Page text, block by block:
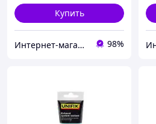
Купить
Интернет-магазин "Автозапчасти Ромен" 98%